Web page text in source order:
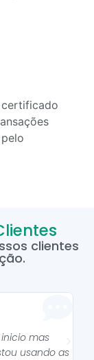
certificado
clientes
mas
usando as